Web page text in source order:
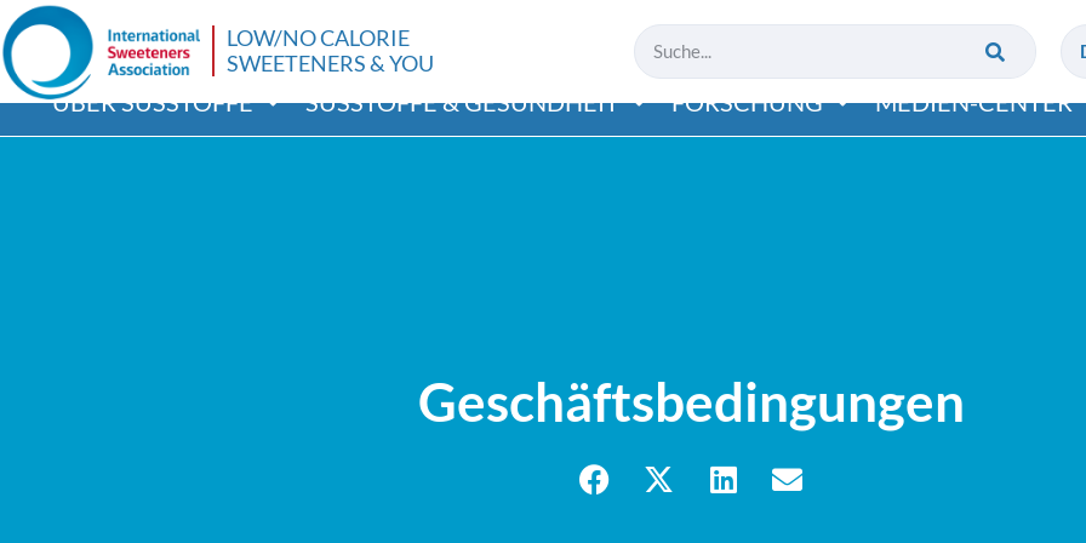
LOW/NO CALORIE
SWEETENERS & YOU
ÜBER SÜSSTOFFE SÜSSTOFFE & GESUNDHEIT FORSCHUNG MEDIEN-CENTER
Geschäftsbedingungen